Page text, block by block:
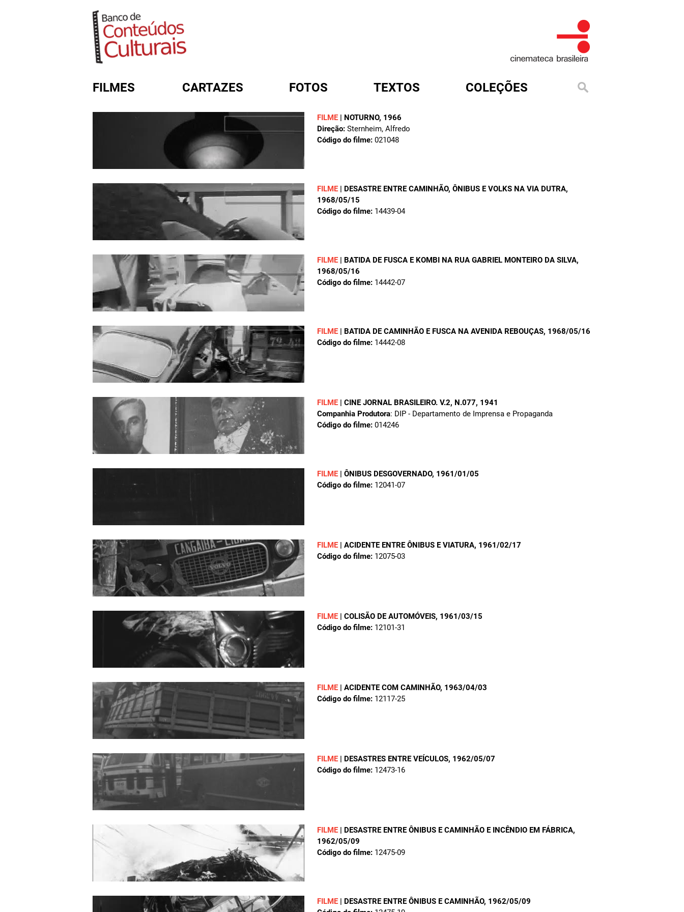
FILMES CARTAZES FOTOS TEXTOS COLEÇÕES
FILME | NOTURNO, 1966
Direção: Sternheim, Alfredo
Código do filme: 021048
FILME | DESASTRE ENTRE CAMINHÃO, ÔNIBUS E VOLKS NA VIA DUTRA,
1968/05/15
Código do filme: 14439-04
FILME | BATIDA DE FUSCA E KOMBI NA RUA GABRIEL MONTEIRO DA SILVA,
1968/05/16
Código do filme: 14442-07
FILME | BATIDA DE CAMINHÃO E FUSCA NA AVENIDA REBOUÇAS, 1968/05/16
Código do filme: 14442-08
FILME | CINE JORNAL BRASILEIRO. V.2, N.077, 1941
Companhia Produtora: DIP - Departamento de Imprensa e Propaganda
Código do filme: 014246
FILME | ÔNIBUS DESGOVERNADO, 1961/01/05
Código do filme: 12041-07
FILME | ACIDENTE ENTRE ÔNIBUS E VIATURA, 1961/02/17
Código do filme: 12075-03
FILME | COLISÃO DE AUTOMÓVEIS, 1961/03/15
Código do filme: 12101-31
FILME | ACIDENTE COM CAMINHÃO, 1963/04/03
Código do filme: 12117-25
FILME | DESASTRES ENTRE VEÍCULOS, 1962/05/07
Código do filme: 12473-16
FILME | DESASTRE ENTRE ÔNIBUS E CAMINHÃO E INCÊNDIO EM FÁBRICA,
1962/05/09
Código do filme: 12475-09
FILME | DESASTRE ENTRE ÔNIBUS E CAMINHÃO, 1962/05/09
FORMULÁRIO DE BUSCA